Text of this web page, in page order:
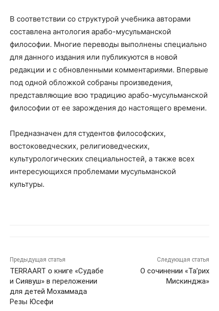
В соответствии со структурой учебника авторами
составлена антология арабо-мусульманской
философии. Многие переводы выполнены специально
для данного издания или публикуются в новой
редакции и с обновленными комментариями. Впервые
под одной обложкой собраны произведения,
представляющие всю традицию арабо-мусульманской
философии от ее зарождения до настоящего времени.
Предназначен для студентов философских,
востоковедческих, религиоведческих,
культурологических специальностей, а также всех
интересующихся проблемами мусульманской
культуры.
Предыдущая статья
TERRAART о книге «Судабе
и Сиявуш» в переложении
для детей Мохаммада
Резы Юсефи
Следующая статья
О сочинении «Та’рих
Мискинджа»